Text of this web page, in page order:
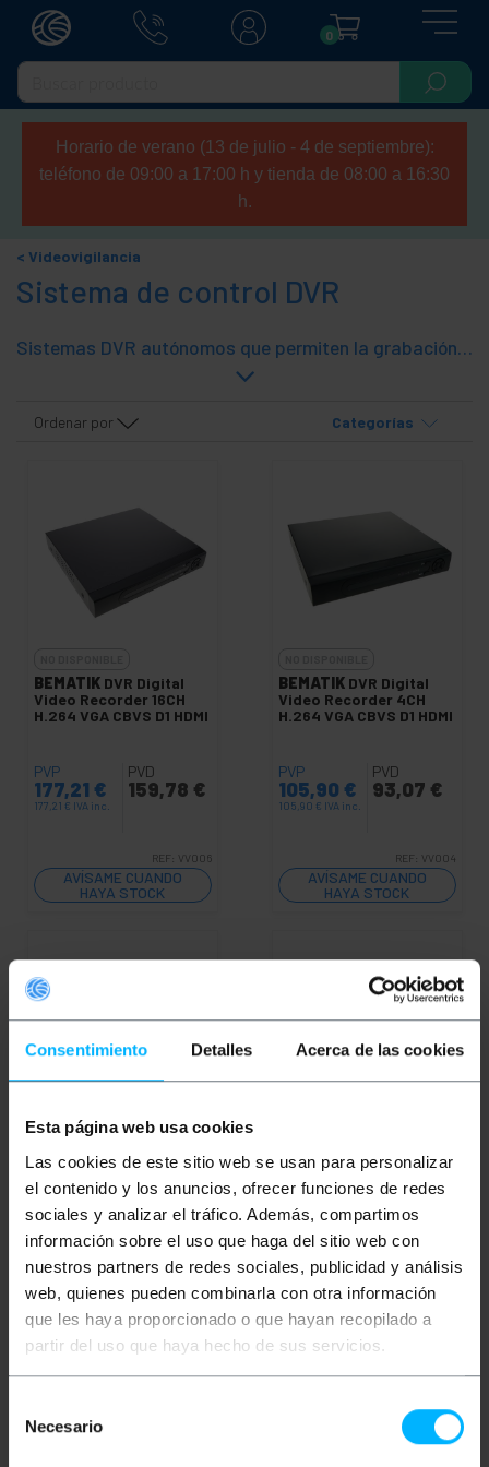
Consentimiento Detalles Acerca de las cookies
Esta página web usa cookies
Las cookies de este sitio web se usan para personalizar
el contenido y los anuncios, ofrecer funciones de redes
sociales y analizar el tráfico. Además, compartimos
información sobre el uso que haga del sitio web con
nuestros partners de redes sociales, publicidad y análisis
web, quienes pueden combinarla con otra información
que les haya proporcionado o que hayan recopilado a
partir del uso que haya hecho de sus servicios.
Necesario
0
Horario de verano (13 de julio - 4 de septiembre):
teléfono de 09:00 a 17:00 h y tienda de 08:00 a 16:30
h.
Videovigilancia
Sistema de control DVR
Sistemas DVR autónomos que permiten la grabación de varias cámaras en un disco duro. Permiten la grabación de imágenes desde varias cámaras de vídeo y el posterior acceso a las imágenes en caso de necesidad. La solución definitiva para un sistema de circuito cerrado de televisión (CCTV) para videovigilancia. DVR es el acrónimo de Digital Video Recorder, que permite la utilización de cámaras de vídeo CVBS.
Ordenar por Categorías
BEMATIK DVR Digital
Video Recorder 16CH
H.264 VGA CBVS D1 HDMI
PVP
177,21 €
177,21 € IVA inc.
PVD
159,78 €
REF: VV006
AVÍSAME CUANDO
HAYA STOCK
BEMATIK DVR Digital
Video Recorder 4CH
H.264 VGA CBVS D1 HDMI
PVP
105,90 €
105,90 € IVA inc.
PVD
93,07 €
REF: VV004
AVÍSAME CUANDO
HAYA STOCK
NO DISPONIBLE
BEMATIK
DVR Digital
Video Recorder 4CH
H.264 VGA CBVS D1 HDMI
PVP
289,30€
289,30€IVA inc.
PVD
254,27€
REF: VV007
AVÍSAME CUANDO
DVR Digital
Video Recorder 8CH
H.264 VGA CBVS D1 HDMI
PVP
126,57€
126,57 € IVA inc.
PVD
111,24€
REF: VV005
AVÍSAME CUANDO